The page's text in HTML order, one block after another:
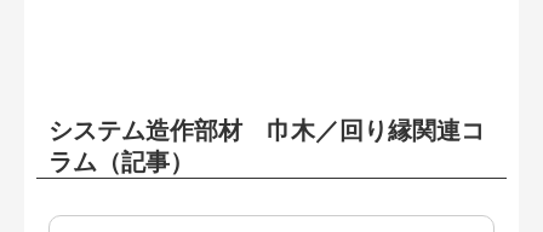
システム造作部材 巾木／回り縁関連コ
ラム（記事）